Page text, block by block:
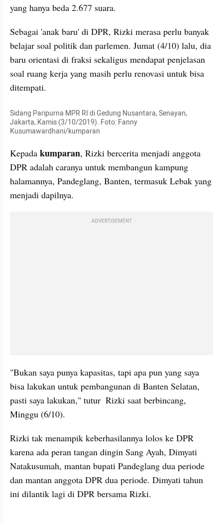
yang hanya beda 2.677 suara.
Sebagai 'anak baru' di DPR, Rizki merasa perlu banyak
belajar soal politik dan parlemen. Jumat (4/10) lalu, dia
baru orientasi di fraksi sekaligus mendapat penjelasan
soal ruang kerja yang masih perlu renovasi untuk bisa
ditempati.
Sidang Paripurna MPR RI di Gedung Nusantara, Senayan,
Jakarta, Kamis (3/10/2019). Foto: Fanny
Kusumawardhani/kumparan
Kepada kumparan, Rizki bercerita menjadi anggota
DPR adalah caranya untuk membangun kampung
halamannya, Pandeglang, Banten, termasuk Lebak yang
menjadi dapilnya.
ADVERTISEMENT
"Bukan saya punya kapasitas, tapi apa pun yang saya
bisa lakukan untuk pembangunan di Banten Selatan,
pasti saya lakukan," tutur  Rizki saat berbincang,
Minggu (6/10).
Rizki tak menampik keberhasilannya lolos ke DPR
karena ada peran tangan dingin Sang Ayah, Dimyati
Natakusumah, mantan bupati Pandeglang dua periode
dan mantan anggota DPR dua periode. Dimyati tahun
ini dilantik lagi di DPR bersama Rizki.